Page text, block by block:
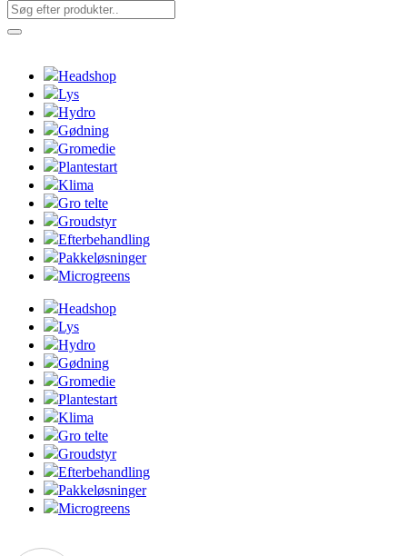
Headshop
Lys
Hydro
Gødning
Gromedie
Plantestart
Klima
Gro telte
Groudstyr
Efterbehandling
Pakkeløsninger
Microgreens
Headshop
Lys
Hydro
Gødning
Gromedie
Plantestart
Klima
Gro telte
Groudstyr
Efterbehandling
Pakkeløsninger
Microgreens